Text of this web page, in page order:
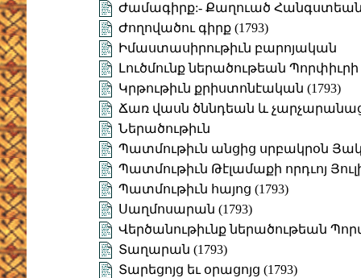
Ժամագիրք:- Քաղուած Հանգստեան
Ժողովածու գիրք (1793)
Իմաստասիրութիւն բարոյական
Լուծմունք ներածութեան Պորփիւրի
Կրթութիւն քրիստոնէական (1793)
Ճառ վասն ծննդեան և չարչարանաց
Ներածութիւն
Պատմութիւն անցից սրբակրօն
Պատմութիւն Թէլամաքի որդւոյ
Պատմութիւն հայոց (1793)
Սաղմոսարան (1793)
Վերծանութիւնք ներածութեան
Տաղարան (1793)
Տարեցոյց եւ օրացոյց (1793)